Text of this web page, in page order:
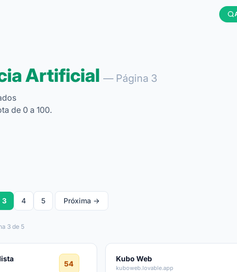
Artificial — Página 3
de 0 a 100.
3 4 5 Próxima →
3 de 5
54
Kubo Web
kuboweb.lovable.app